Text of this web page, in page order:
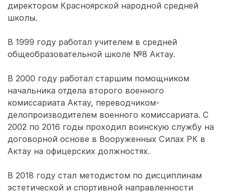
директором Красноярской народной средней
школы.
В 1999 году работал учителем в средней
общеобразовательной школе №8 Актау.
В 2000 году работал старшим помощником
начальника отдела второго военного
комиссариата Актау, переводчиком-
делопроизводителем военного комиссариата. С
2002 по 2016 годы проходил воинскую службу на
договорной основе в Вооруженных Силах РК в
Актау на офицерских должностях.
В 2018 году стал методистом по дисциплинам
эстетической и спортивной направленности